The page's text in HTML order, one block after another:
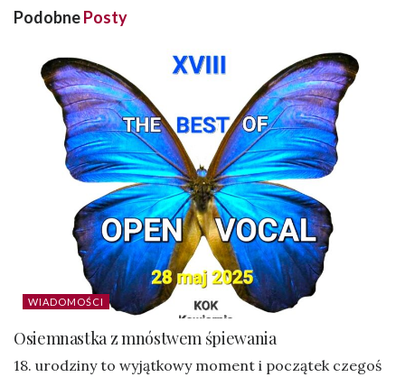
PodobnePosty
WIADOMOŚCI
Osiemnastka z mnóstwem śpiewania
18. urodziny to wyjątkowy moment i początek czegoś